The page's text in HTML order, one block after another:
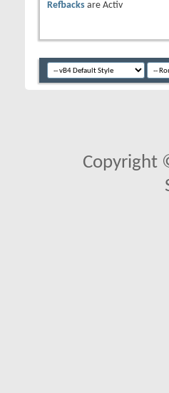
Refbacks are Activ
Copyright